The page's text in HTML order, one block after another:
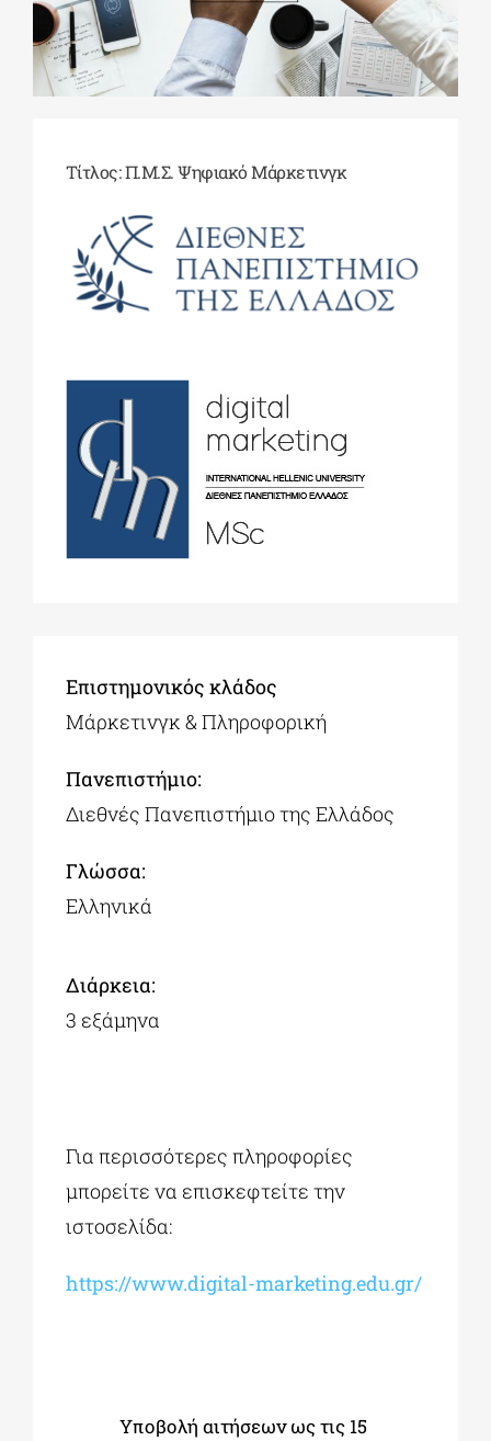
ΔΙΔΑΚΤΟΡΙΚΑ
ΧΩΡΟΙ ΤΕΧΝΗΣ
ΕΚΔΗΛΩΣΕΙΣ
Τίτλος: Π.Μ.Σ. Ψηφιακό Μάρκετινγκ
Επιστημονικός κλάδος
Μάρκετινγκ & Πληροφορική
Πανεπιστήμιο:
Διεθνές Πανεπιστήμιο της Ελλάδος
Γλώσσα:
Ελληνικά
Διάρκεια:
3 εξάμηνα
Για περισσότερες πληροφορίες
μπορείτε να επισκεφτείτε την
ιστοσελίδα:
https://www.digital-marketing.edu.gr/
Υποβολή αιτήσεων ως τις 15